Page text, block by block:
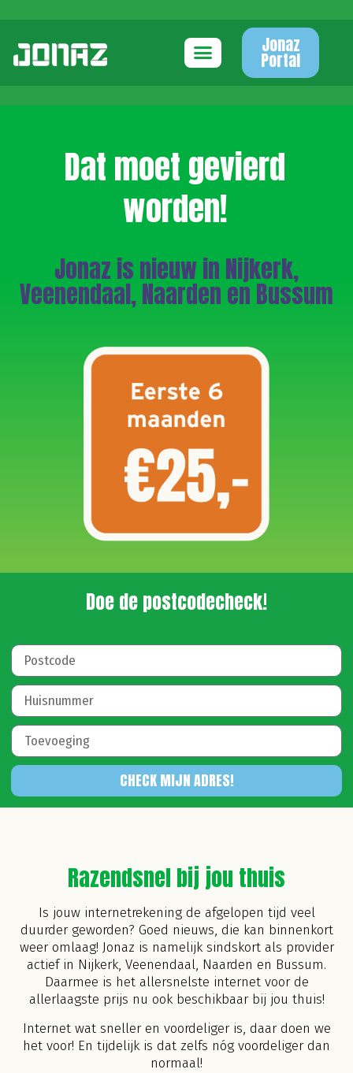
Jonaz
Portal
Dat moet gevierd
worden!
Jonaz is nieuw in Nijkerk,
Veenendaal, Naarden en Bussum
Doe de postcodecheck!
CHECK MIJN ADRES!
Razendsnel bij jou thuis
Is jouw internetrekening de afgelopen tijd veel
duurder geworden? Goed nieuws, die kan binnenkort
weer omlaag! Jonaz is namelijk sindskort als provider
actief in Nijkerk, Veenendaal, Naarden en Bussum.
Daarmee is het allersnelste internet voor de
allerlaagste prijs nu ook beschikbaar bij jou thuis!
Internet wat sneller en voordeliger is, daar doen we
het voor! En tijdelijk is dat zelfs nóg voordeliger dan
normaal!